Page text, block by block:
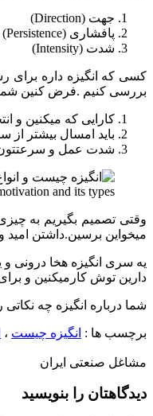
جهت (Direction)
پافشاری (Persistence)
شدت (Intensity)
کسی که انگیزه داره برای
بررسی کنیم .فرض کنین شما
کارایی که میکنین و
باید امسال بیشتر
شدت عمل و سرعتتون
and its types
وقتی تصمیم بگیریم به
میخواین برسین.داشتن
یه سری انگیزه هخا درونی
دارین توش کارمیکنین و
شما درباره انگیزه چه نکاتی
برچسب ها : انگیزه چیست ،
مشاغل صنعتی ایران
دیدگاهتان را بنویسید